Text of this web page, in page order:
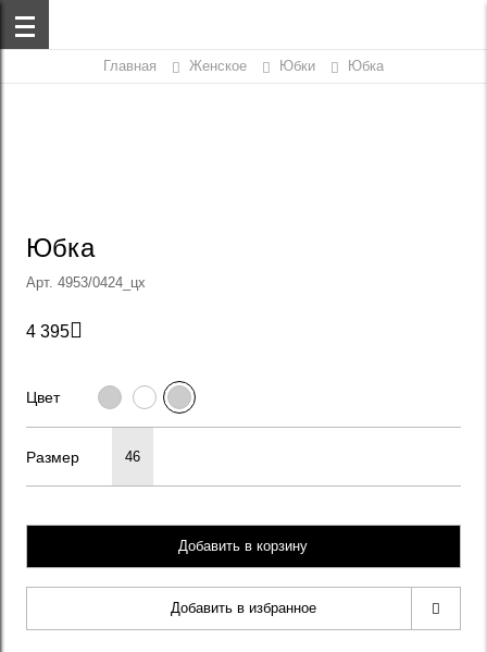
Главная Женское Юбки Юбка
Юбка
Арт. 4953/0424_цх
4 395
Цвет
Размер 46
Добавить в корзину
Добавить в избранное